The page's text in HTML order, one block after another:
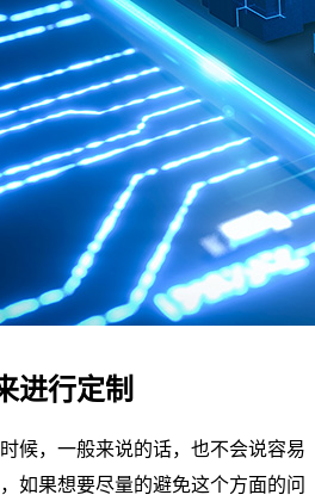
进行定制
候，一般来说的话，也不会说容易
如果想要尽量的避免这个方面的问